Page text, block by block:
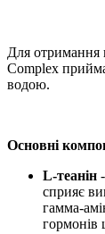
Для отримання
Complex
водою.
Основні
L-теанін
сприяє
гамма-
гормонів